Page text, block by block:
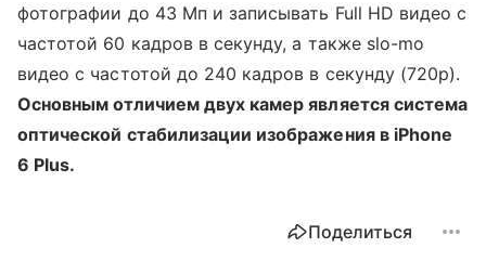
фотографии до 43 Мп и записывать Full HD видео с
частотой 60 кадров в секунду, а также slo-mo
видео с частотой до 240 кадров в секунду (720p).
Основным отличием двух камер является система
оптической стабилизации изображения в iPhone
6 Plus.
Поделиться